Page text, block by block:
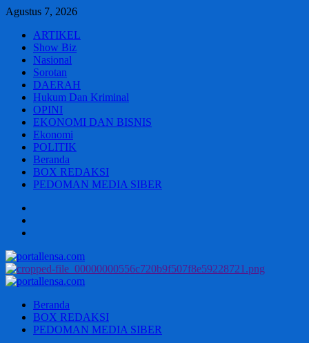
Skip
content
Agustus 7, 2026
ARTIKEL
Show Biz
Nasional
Sorotan
DAERAH
Hukum Dan Kriminal
OPINI
EKONOMI DAN BISNIS
Ekonomi
POLITIK
Beranda
BOX REDAKSI
PEDOMAN MEDIA SIBER
SIBER
Primary
Beranda
BOX REDAKSI
PEDOMAN MEDIA SIBER